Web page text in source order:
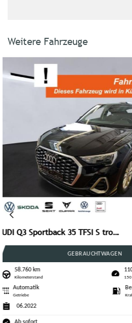
Weitere Fahrzeuge
14.999 km
Kilometerstand
Automatik